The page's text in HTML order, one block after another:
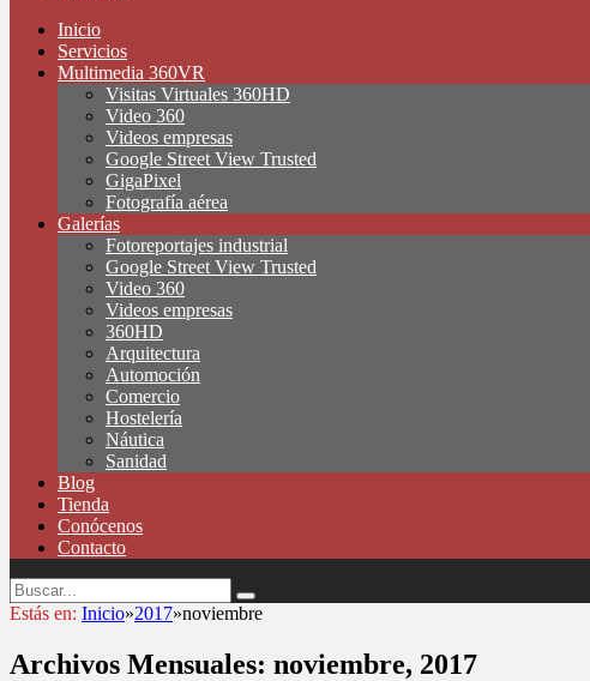
Inicio
Servicios
Multimedia 360VR
Visitas Virtuales 360HD
Video 360
Videos empresas
Google Street View Trusted
GigaPixel
Fotografía aérea
Galerías
Fotoreportajes industrial
Google Street View Trusted
Video 360
Videos empresas
360HD
Arquitectura
Automoción
Comercio
Hostelería
Náutica
Sanidad
Blog
Tienda
Conócenos
Contacto
Estás en: Inicio»2017»noviembre
Archivos Mensuales: noviembre, 2017